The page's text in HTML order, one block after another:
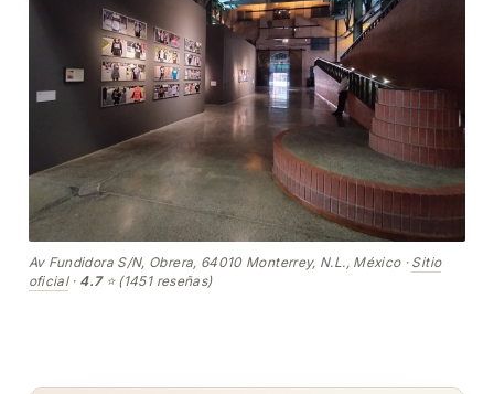
Av Fundidora S/N, Obrera, 64010 Monterrey, N.L., México · Sitio
oficial· 4.7⭐ (1451 reseñas)